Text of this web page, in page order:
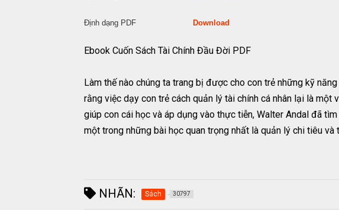
Định dạng PDF Download
Ebook Cuốn Sách Tài Chính Đầu Đời PDF
Làm thế nào chúng ta trang bị được cho con trẻ những kỹ
rằng việc dạy con trẻ cách quản lý tài chính cá nhân lại là
giúp con cái học và áp dụng vào thực tiễn, Walter Andal đã
một trong những bài học quan trọng nhất là quản lý chi tiêu và
NHÃN: Sách 30797